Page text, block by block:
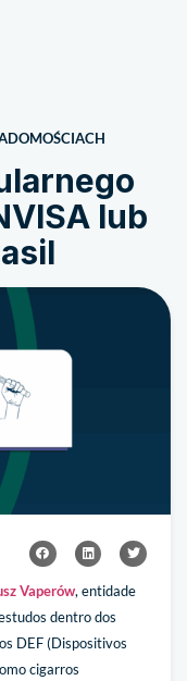
lub
Vaperów, entidade
dentro dos
DEF (Dispositivos
cigarros